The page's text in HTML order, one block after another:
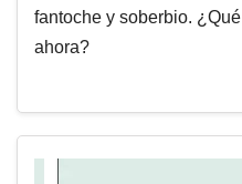
fantoche y soberbio.
ahora?